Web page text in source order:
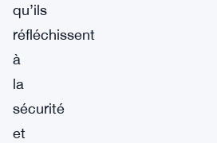
qu’ils
réfléchissent
à
la
sécurité
et